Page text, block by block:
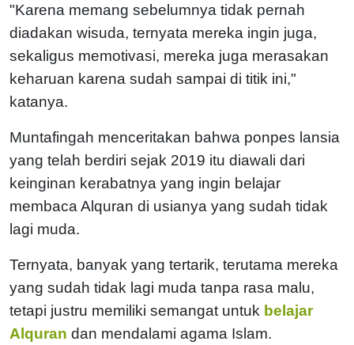
"Karena memang sebelumnya tidak pernah
diadakan wisuda, ternyata mereka ingin juga,
sekaligus memotivasi, mereka juga merasakan
keharuan karena sudah sampai di titik ini,"
katanya.
Muntafingah menceritakan bahwa ponpes lansia
yang telah berdiri sejak 2019 itu diawali dari
keinginan kerabatnya yang ingin belajar
membaca Alquran di usianya yang sudah tidak
lagi muda.
Ternyata, banyak yang tertarik, terutama mereka
yang sudah tidak lagi muda tanpa rasa malu,
tetapi justru memiliki semangat untuk belajar
Alquran dan mendalami agama Islam.